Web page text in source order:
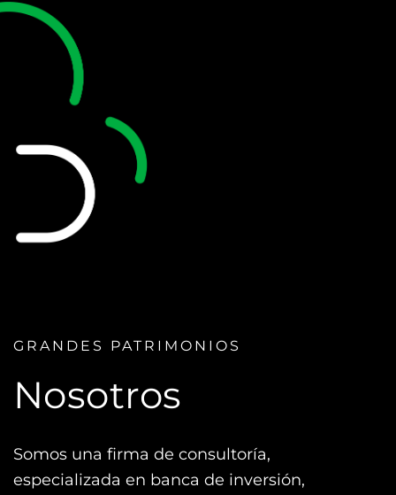
GRANDES PATRIMONIOS
Nosotros
Somos una firma de consultoría,
especializada en banca de inversión,